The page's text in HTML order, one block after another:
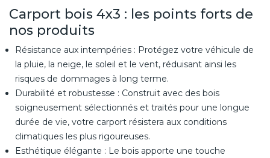
Carport bois 4x3 : les points forts de
nos produits
Résistance aux intempéries : Protégez votre véhicule de
la pluie, la neige, le soleil et le vent, réduisant ainsi les
risques de dommages à long terme.
Durabilité et robustesse : Construit avec des bois
soigneusement sélectionnés et traités pour une longue
durée de vie, votre carport résistera aux conditions
climatiques les plus rigoureuses.
Esthétique élégante : Le bois apporte une touche